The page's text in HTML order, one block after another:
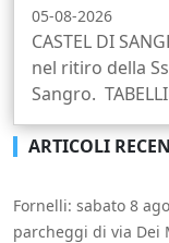
05-08-2026
CASTEL DI
nel ritiro della
Sangro.
ARTICOLI
Fornelli: sabato 8
parcheggi di via Dei